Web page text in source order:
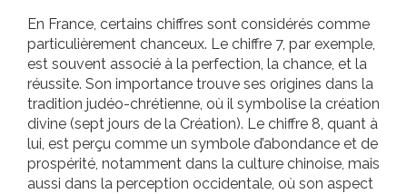
En France, certains chiffres sont considérés comme
particulièrement chanceux. Le chiffre 7, par exemple,
est souvent associé à la perfection, la chance, et la
réussite. Son importance trouve ses origines dans la
tradition judéo-chrétienne, où il symbolise la création
divine (sept jours de la Création). Le chiffre 8, quant à
lui, est perçu comme un symbole d’abondance et de
prospérité, notamment dans la culture chinoise, mais
aussi dans la perception occidentale, où son aspect